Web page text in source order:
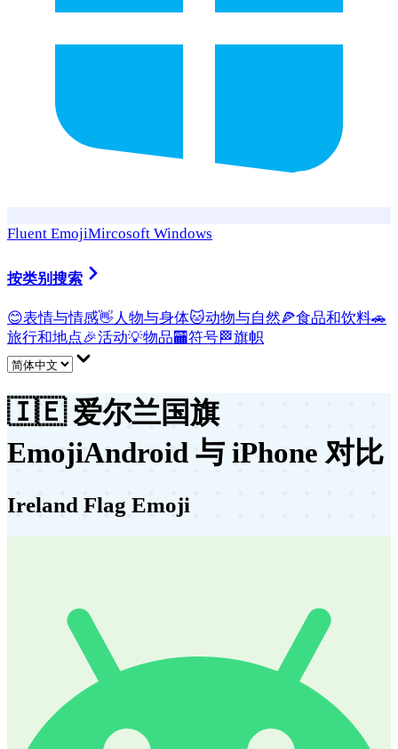
Fluent EmojiMircosoft Windows
按类别搜索
😊表情与情感👋 人物与身体🐱动物与自然🍕食品和饮料🚗
旅行和地点🎉活动💡物品🏧符号🏁旗帜
🇮🇪 爱尔兰国旗
EmojiAndroid 与 iPhone 对比
Ireland Flag Emoji